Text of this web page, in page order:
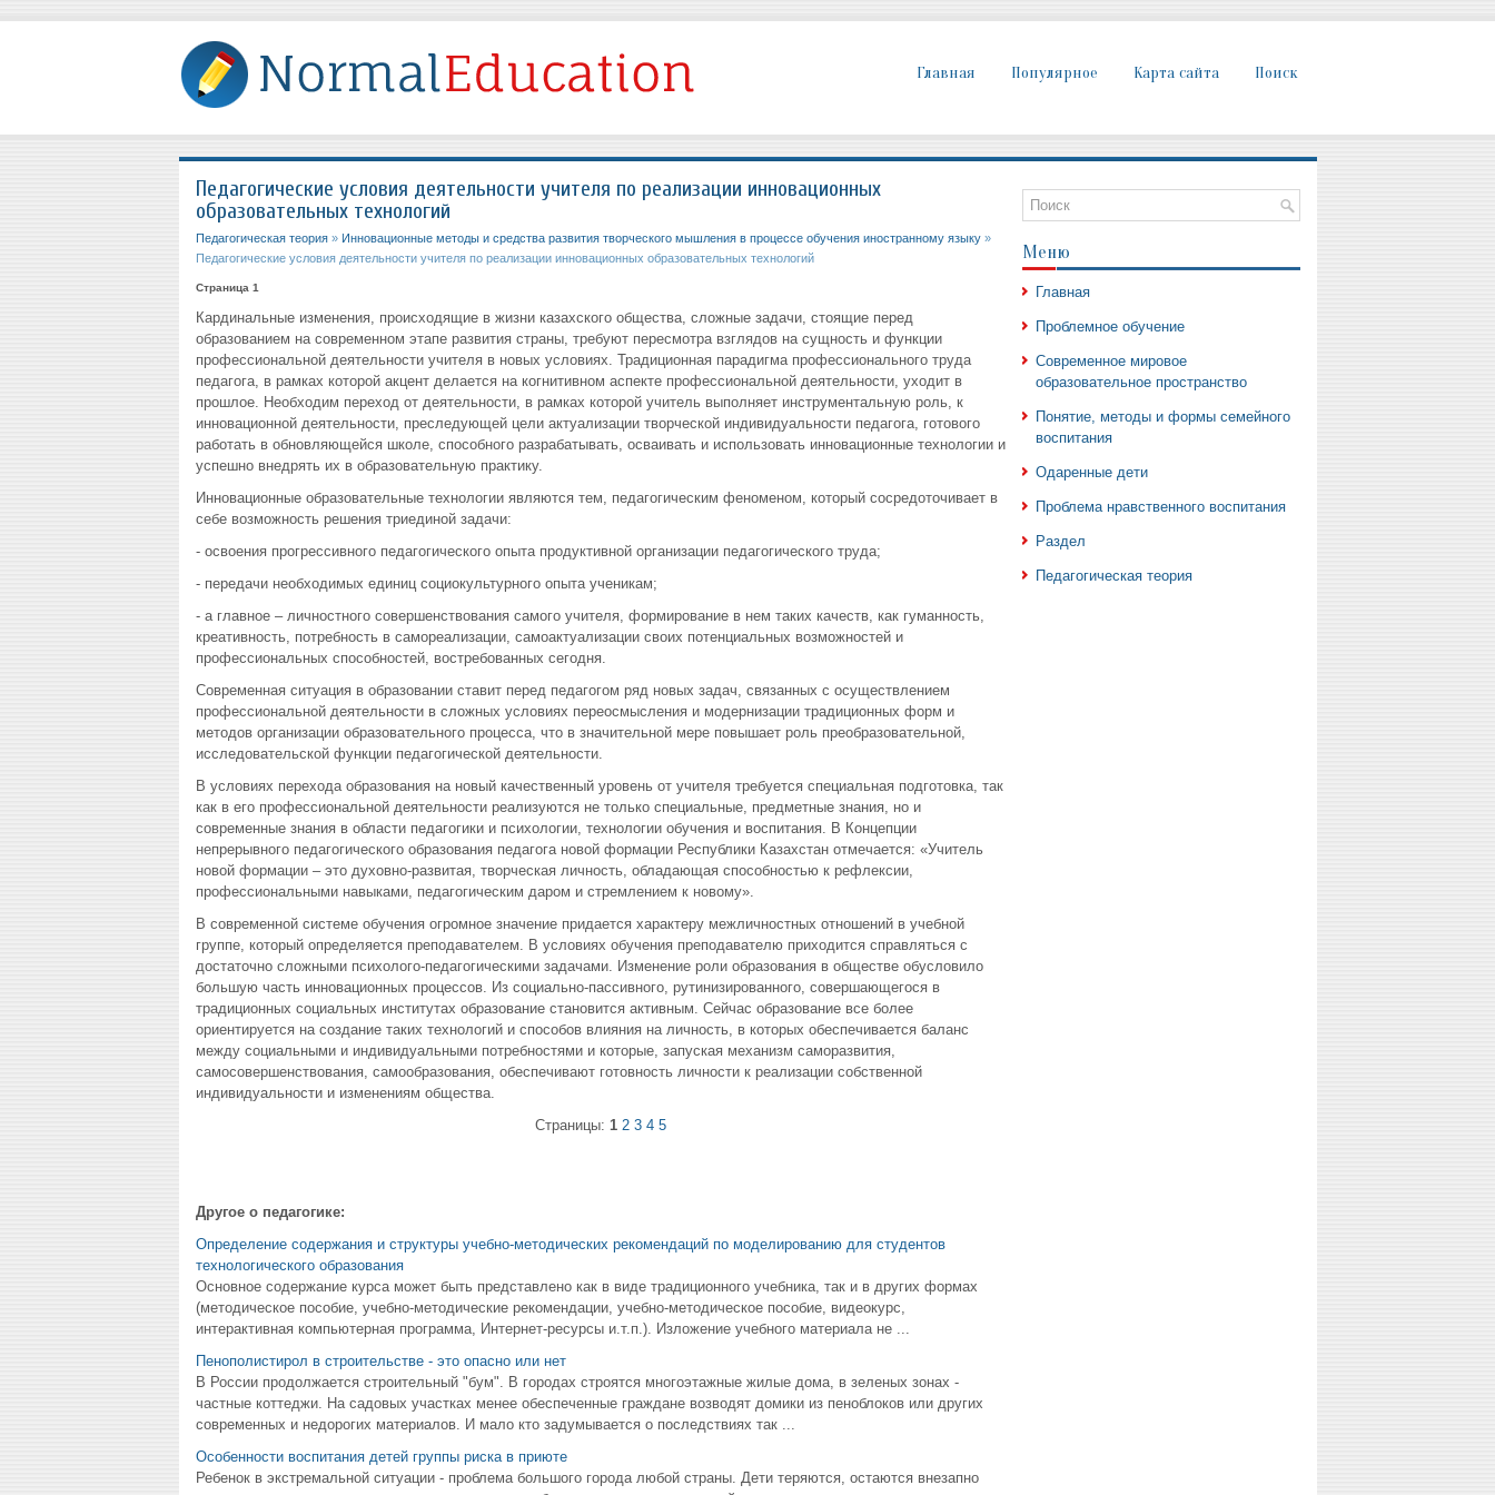
Главная Популярное Карта сайта Поиск
Педагогические условия деятельности учителя по реализации инновационных
образовательных технологий
Педагогическая теория» Инновационные методы и средства развития творческого мышления в процессе обучения иностранному языку»
Педагогические условия деятельности учителя по реализации инновационных образовательных технологий
Страница 1
Кардинальные изменения, происходящие в жизни казахского общества, сложные задачи, стоящие перед
образованием на современном этапе развития страны, требуют пересмотра взглядов на сущность и функции
профессиональной деятельности учителя в новых условиях. Традиционная парадигма профессионального труда
педагога, в рамках которой акцент делается на когнитивном аспекте профессиональной деятельности, уходит в
прошлое. Необходим переход от деятельности, в рамках которой учитель выполняет инструментальную роль, к
инновационной деятельности, преследующей цели актуализации творческой индивидуальности педагога, готового
работать в обновляющейся школе, способного разрабатывать, осваивать и использовать инновационные технологии и
успешно внедрять их в образовательную практику.
Инновационные образовательные технологии являются тем, педагогическим феноменом, который сосредоточивает в
себе возможность решения триединой задачи:
- освоения прогрессивного педагогического опыта продуктивной организации педагогического труда;
- передачи необходимых единиц социокультурного опыта ученикам;
- а главное – личностного совершенствования самого учителя, формирование в нем таких качеств, как гуманность,
креативность, потребность в самореализации, самоактуализации своих потенциальных возможностей и
профессиональных способностей, востребованных сегодня.
Современная ситуация в образовании ставит перед педагогом ряд новых задач, связанных с осуществлением
профессиональной деятельности в сложных условиях переосмысления и модернизации традиционных форм и
методов организации образовательного процесса, что в значительной мере повышает роль преобразовательной,
исследовательской функции педагогической деятельности.
В условиях перехода образования на новый качественный уровень от учителя требуется специальная подготовка, так
как в его профессиональной деятельности реализуются не только специальные, предметные знания, но и
современные знания в области педагогики и психологии, технологии обучения и воспитания. В Концепции
непрерывного педагогического образования педагога новой формации Республики Казахстан отмечается: «Учитель
новой формации – это духовно-развитая, творческая личность, обладающая способностью к рефлексии,
профессиональными навыками, педагогическим даром и стремлением к новому».
В современной системе обучения огромное значение придается характеру межличностных отношений в учебной
группе, который определяется преподавателем. В условиях обучения преподавателю приходится справляться с
достаточно сложными психолого-педагогическими задачами. Изменение роли образования в обществе обусловило
большую часть инновационных процессов. Из социально-пассивного, рутинизированного, совершающегося в
традиционных социальных институтах образование становится активным. Сейчас образование все более
ориентируется на создание таких технологий и способов влияния на личность, в которых обеспечивается баланс
между социальными и индивидуальными потребностями и которые, запуская механизм саморазвития,
самосовершенствования, самообразования, обеспечивают готовность личности к реализации собственной
индивидуальности и изменениям общества.
Страницы: 1 2 3 4 5
Другое о педагогике:
Определение содержания и структуры учебно-методических рекомендаций по моделированию для студентов
технологического образования
Основное содержание курса может быть представлено как в виде традиционного учебника, так и в других формах
(методическое пособие, учебно-методические рекомендации, учебно-методическое пособие, видеокурс,
интерактивная компьютерная программа, Интернет-ресурсы и.т.п.). Изложение учебного материала не ...
Пенополистирол в строительстве - это опасно или нет
В России продолжается строительный "бум". В городах строятся многоэтажные жилые дома, в зеленых зонах -
частные коттеджи. На садовых участках менее обеспеченные граждане возводят домики из пеноблоков или других
современных и недорогих материалов. И мало кто задумывается о последствиях так ...
Особенности воспитания детей группы риска в приюте
Ребенок в экстремальной ситуации - проблема большого города любой страны. Дети теряются, остаются внезапно
Меню
Главная
Проблемное обучение
Современное мировое
образовательное пространство
Понятие, методы и формы семейного
воспитания
Одаренные дети
Проблема нравственного воспитания
Раздел
Педагогическая теория